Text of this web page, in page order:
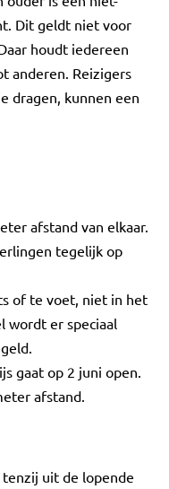
Dit geldt niet voor
houdt iedereen
anderen. Reizigers
dragen, kunnen een
afstand van elkaar.
tegelijk op
of te voet, niet in het
wordt er speciaal
gaat op 2 juni open.
afstand.
uit de lopende